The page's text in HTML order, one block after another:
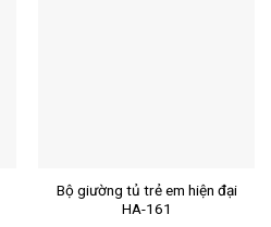
Bộ giường tủ trẻ em hiện đại
HA-161